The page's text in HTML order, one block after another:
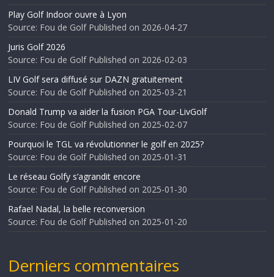
Play Golf Indoor ouvre à Lyon
Source: Fou de Golf Published on 2026-04-27
Juris Golf 2026
Source: Fou de Golf Published on 2026-02-03
LIV Golf sera diffusé sur DAZN gratuitement
Source: Fou de Golf Published on 2025-03-21
Donald Trump va aider la fusion PGA Tour-LivGolf
Source: Fou de Golf Published on 2025-02-07
Pourquoi le TGL va révolutionner le golf en 2025?
Source: Fou de Golf Published on 2025-01-31
Le réseau Golfy s’agrandit encore
Source: Fou de Golf Published on 2025-01-30
Rafael Nadal, la belle reconversion
Source: Fou de Golf Published on 2025-01-20
Derniers commentaires